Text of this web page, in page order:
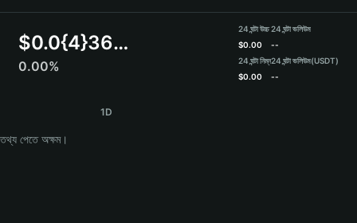
Español
$0.0{4}3689
0.00%
24 ঘন্টা উচ্চ
$0.00
24 ঘন্টা নিম্ন
$0.00
24 ঘন্টা ভলিউম
--
24 ঘন্টা ভলিউম(USDT)
--
1D
তথ্য পেতে অক্ষম।